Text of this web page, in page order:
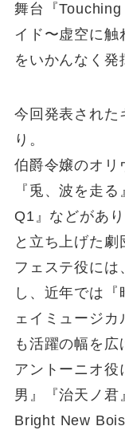
舞台『
イド〜虚空に触
をいかんなく発
今回発表された
り。
伯爵令嬢のオリ
『兎、波を走
Q1』などがあ
と立ち上げた劇
フェステ役に
し、近年では
ェイミュージ
も活躍の幅を広
アントーニオ役
男』『治天ノ君
Bright New